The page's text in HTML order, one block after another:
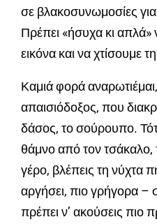
σε βλακοσυνωμοσίες για
Πρέπει «ήσυχα κι απλά»
εικόνα και να χτίσουμε
Καμιά φορά
απαισιόδοξος, που
δάσος, το σούρουπο.
θάμνο από τον τσάκαλο,
γέρο, βλέπεις τη νύχτα
αργήσει, πιο γρήγορα –
πρέπει ν’ ακούσεις πιο